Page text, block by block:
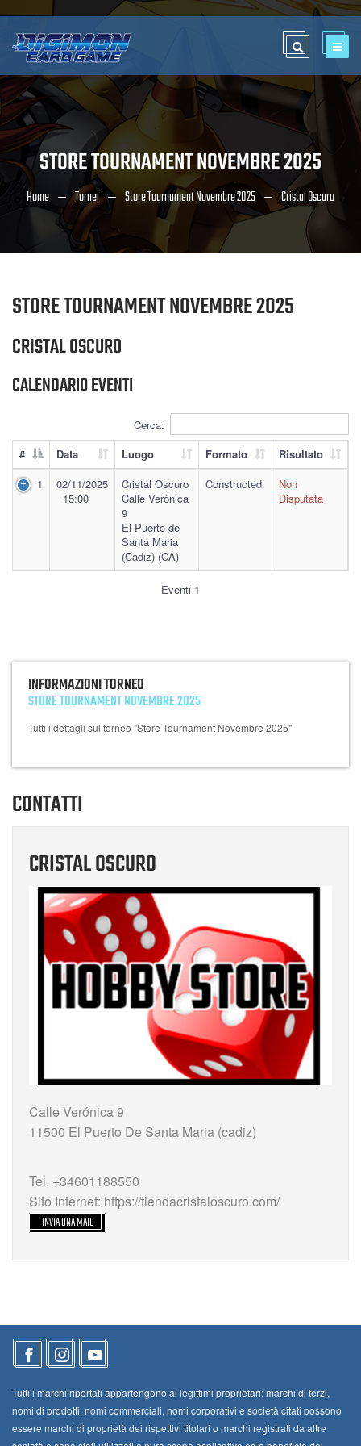
STORE TOURNAMENT NOVEMBRE 2025
Home Tornei Store Tournament Novembre 2025 Cristal Oscuro
STORE TOURNAMENT NOVEMBRE 2025
CRISTAL OSCURO
CALENDARIO EVENTI
Cerca:
#
Data Luogo Formato
Risultato
1
02/11/2025
15:00
Cristal Oscuro
Calle Verónica
9
El Puerto de
Santa Maria
(Cadiz) (CA)
Constructed
Non
Disputata
Eventi 1
INFORMAZIONI TORNEO
STORE TOURNAMENT NOVEMBRE 2025
Tutti i dettagli sul torneo "Store Tournament Novembre 2025"
CONTATTI
CRISTAL OSCURO
Calle Verónica 9
11500 El Puerto De Santa Maria (cadiz)
Tel. +34601188550
Sito Internet: https://tiendacristaloscuro.com/
INVIA UNA MAIL
Tutti i marchi riportati appartengono ai legittimi proprietari; marchi di terzi,
nomi di prodotti, nomi commerciali, nomi corporativi e società citati possono
essere marchi di proprietà dei rispettivi titolari o marchi registrati da altre